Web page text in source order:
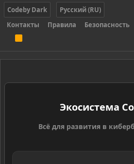
Codeby Dark
Русский (RU)
Контакты
Правила Безопасность
S
Экосистема
Всё для развития в